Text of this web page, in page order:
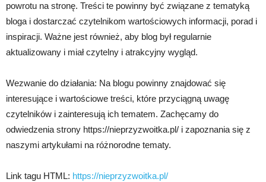
powrotu na stronę. Treści te powinny być związane z tematyką
bloga i dostarczać czytelnikom wartościowych informacji, porad i
inspiracji. Ważne jest również, aby blog był regularnie
aktualizowany i miał czytelny i atrakcyjny wygląd.
Wezwanie do działania: Na blogu powinny znajdować się
interesujące i wartościowe treści, które przyciągną uwagę
czytelników i zainteresują ich tematem. Zachęcamy do
odwiedzenia strony https://nieprzyzwoitka.pl/ i zapoznania się z
naszymi artykułami na różnorodne tematy.
Link tagu HTML: https://nieprzyzwoitka.pl/